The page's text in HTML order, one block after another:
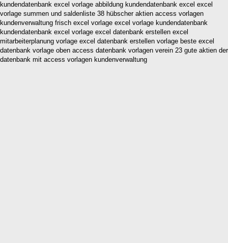
kundendatenbank excel vorlage abbildung kundendatenbank excel excel
vorlage summen und saldenliste 38 hübscher aktien access vorlagen
kundenverwaltung frisch excel vorlage excel vorlage kundendatenbank
kundendatenbank excel vorlage excel datenbank erstellen excel
mitarbeiterplanung vorlage excel datenbank erstellen vorlage beste excel
datenbank vorlage oben access datenbank vorlagen verein 23 gute aktien der
datenbank mit access vorlagen kundenverwaltung